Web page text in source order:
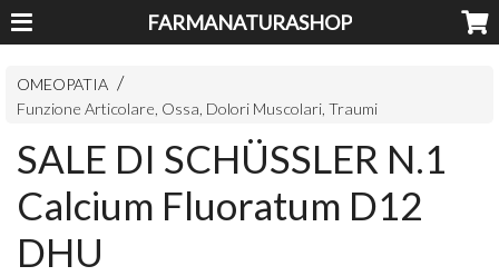
FARMANATURASHOP
OMEOPATIA
Funzione Articolare, Ossa, Dolori Muscolari, Traumi
SALE DI SCHÜSSLER N.1
Calcium Fluoratum D12
DHU